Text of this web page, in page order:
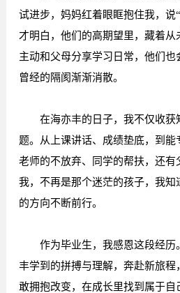
试进步，妈妈红着眼眶抱住我，说
才明白，他们的高期望里，藏着
主动和父母分享学习日常，他们也
曾经的隔阂渐渐消散。
在海亦丰的日子，我不仅收获
题。从上课讲话、成绩垫底，到
老师的不放弃、同学的帮扶，还有
我，不再是那个迷茫的孩子，我
的方向不断前行。
作为毕业生，我感恩这段经历
丰学到的拼搏与理解，奔赴新旅程
敢拥抱改变，在成长里找到属于自